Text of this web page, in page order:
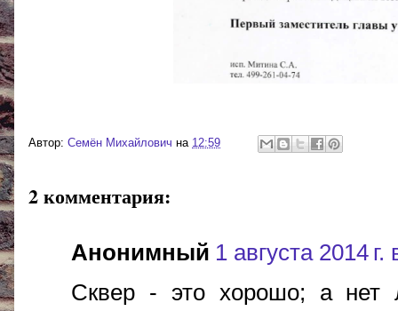
Автор: Cемён Михайлович на 12:59
2 комментария:
Анонимный 1 августа 2014 г.
Сквер - это хорошо; а нет